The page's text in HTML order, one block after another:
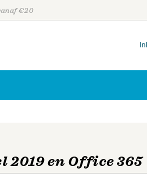
€20
2019 en Office 365
Personen